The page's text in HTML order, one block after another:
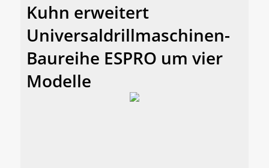
Kuhn erweitert
Universaldrillmaschinen-
Baureihe ESPRO um vier
Modelle